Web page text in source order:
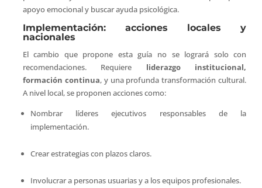
apoyo emocional y buscar ayuda psicológica.
Implementación: acciones locales y
nacionales
El cambio que propone esta guía no se logrará solo con
recomendaciones. Requiere liderazgo institucional,
formación continua, y una profunda transformación cultural.
A nivel local, se proponen acciones como:
Nombrar líderes ejecutivos responsables de la
implementación.
Crear estrategias con plazos claros.
Involucrar a personas usuarias y a los equipos profesionales.